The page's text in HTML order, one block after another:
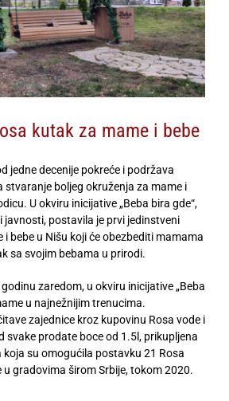
kutak za mame i bebe
jedne decenije pokreće i podržava
stvaranje boljeg okruženja za mame i
U okviru inicijative „Beba bira gde“,
javnosti, postavila je prvi jedinstveni
i bebe u Nišu koji će obezbediti mamama
sa svojim bebama u prirodi.
zaredom, u okviru inicijative „Beba
u najnežnijim trenucima.
zajednice kroz kupovinu Rosa vode i
svake prodate boce od 1.5l, prikupljena
su omogućila postavku 21 Rosa
u gradovima širom Srbije, tokom 2020.